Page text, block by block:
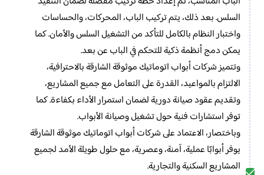
السلس. بعد ذلك، يتم تركيب الباب، المحركات، والحساسات
واختبار النظام بالكامل للتأكد من التشغيل السلس والأمان. كما
يمكن دمج أنظمة ذكية للتحكم في الباب عن بعد.
وتتميز شركات أبواب اتوماتيك موثوقة الشارقة بالاحترافية،
الالتزام بالمواعيد، القدرة على التعامل مع جميع المشاريع،
وتقديم عقود صيانة دورية لضمان استمرار الأداء بكفاءة. كما
توفر استشارات فنية حول تشغيل وصيانة الأبواب.
وباختصار، الاعتماد على شركات أبواب اتوماتيك موثوقة الشارقة
يوفر أبوابًا عملية، آمنة، وعصرية، مع حلول طويلة الأمد لجميع
المشاريع السكنية والتجارية.